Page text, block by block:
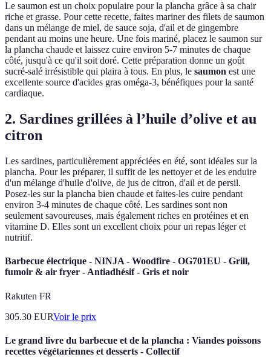
Le saumon est un choix populaire pour la plancha grâce à sa chair
riche et grasse. Pour cette recette, faites mariner des filets de saumon
dans un mélange de miel, de sauce soja, d'ail et de gingembre
pendant au moins une heure. Une fois mariné, placez le saumon sur
la plancha chaude et laissez cuire environ 5-7 minutes de chaque
côté, jusqu'à ce qu'il soit doré. Cette préparation donne un goût
sucré-salé irrésistible qui plaira à tous. En plus, le saumon est une
excellente source d'acides gras oméga-3, bénéfiques pour la santé
cardiaque.
2. Sardines grillées à l’huile d’olive et au
citron
Les sardines, particulièrement appréciées en été, sont idéales sur la
plancha. Pour les préparer, il suffit de les nettoyer et de les enduire
d'un mélange d'huile d'olive, de jus de citron, d'ail et de persil.
Posez-les sur la plancha bien chaude et faites-les cuire pendant
environ 3-4 minutes de chaque côté. Les sardines sont non
seulement savoureuses, mais également riches en protéines et en
vitamine D. Elles sont un excellent choix pour un repas léger et
nutritif.
Barbecue électrique - NINJA - Woodfire - OG701EU - Grill,
fumoir & air fryer - Antiadhésif - Gris et noir
Rakuten FR
305.30 EURVoir le prix
Le grand livre du barbecue et de la plancha : Viandes poissons
recettes végétariennes et desserts - Collectif